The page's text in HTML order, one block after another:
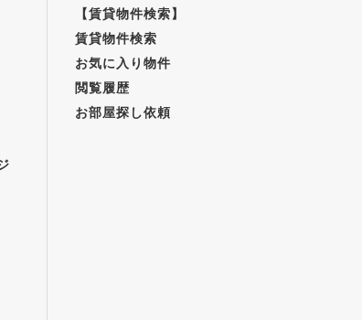
【賃貸物件検索】
賃貸物件検索
お気に入り物件
閲覧履歴
お部屋探し依頼